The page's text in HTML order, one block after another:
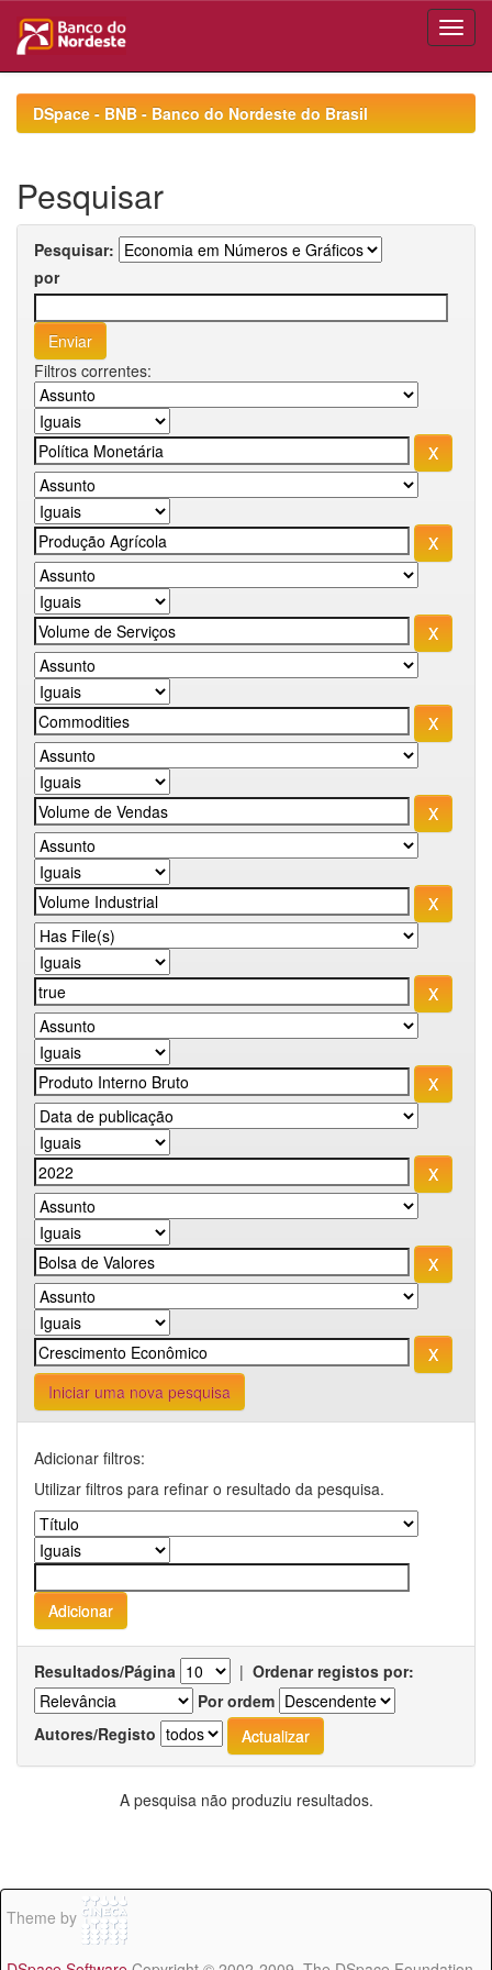
navigationDSpace - BNB - Banco do Nordeste do Brasil
Pesquisar
Pesquisar:
por
Filtros correntes:
Iniciar uma nova pesquisa
Adicionar filtros:
Utilizar filtros para refinar o resultado da pesquisa.
Resultados/Página | Ordenar registos por:
Por ordem
Autores/Registo
A pesquisa não produziu resultados.
Theme by